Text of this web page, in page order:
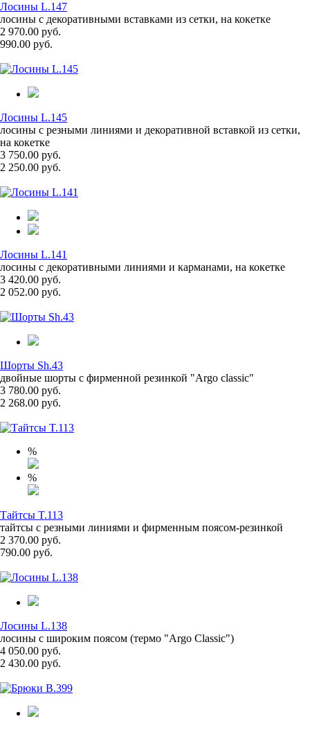
Лосины L.147
лосины с декоративными вставками из сетки, на кокетке
2 970.00 руб.
990.00 руб.
Лосины L.145
лосины с резными линиями и декоративной вставкой из сетки,
на кокетке
3 750.00 руб.
2 250.00 руб.
Лосины L.141
лосины с декоративными линиями и карманами, на кокетке
3 420.00 руб.
2 052.00 руб.
Шорты Sh.43
двойные шорты с фирменной резинкой "Argo classic"
3 780.00 руб.
2 268.00 руб.
%
%
Тайтсы T.113
тайтсы с резными линиями и фирменным поясом-резинкой
2 370.00 руб.
790.00 руб.
Лосины L.138
лосины с широким поясом (термо "Argo Classic")
4 050.00 руб.
2 430.00 руб.